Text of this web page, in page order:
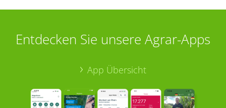
Entdecken Sie unsere Agrar-Apps
App Übersicht